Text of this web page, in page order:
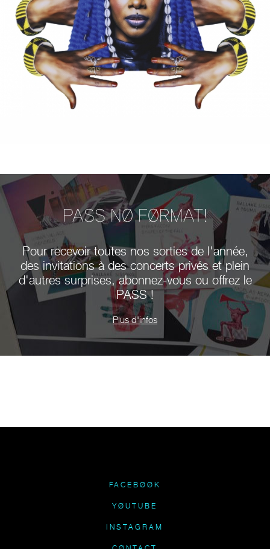
PASS NØ FØRMAT!
Pour recevoir toutes nos sorties de l'année,
des invitations à des concerts privés et plein
d'autres surprises, abonnez-vous ou offrez le
PASS !
Plus d'infos
FACEBØØK
YØUTUBE
INSTAGRAM
CØNTACT